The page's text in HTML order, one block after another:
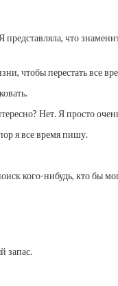
представляла, что
чтобы перестать все
Нет. Я просто
я все время пишу.
кого-нибудь, кто бы
запас.